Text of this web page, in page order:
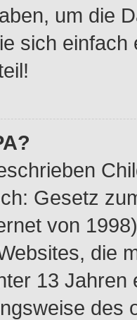
um die
sich
Gesetz
von
die
13
des